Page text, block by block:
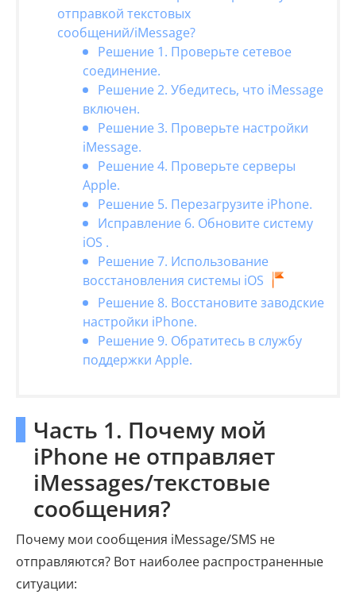
отправкой текстовых
сообщений/iMessage?
Решение 1. Проверьте сетевое
соединение.
Решение 2. Убедитесь, что iMessage
включен.
Решение 3. Проверьте настройки
iMessage.
Решение 4. Проверьте серверы
Apple.
Решение 5. Перезагрузите iPhone.
Исправление 6. Обновите систему
iOS .
Решение 7. Использование
восстановления системы iOS
Решение 8. Восстановите заводские
настройки iPhone.
Решение 9. Обратитесь в службу
поддержки Apple.
Часть 1. Почему мой
iPhone не отправляет
iMessages/текстовые
сообщения?
Почему мои сообщения iMessage/SMS не
отправляются? Вот наиболее распространенные
ситуации: